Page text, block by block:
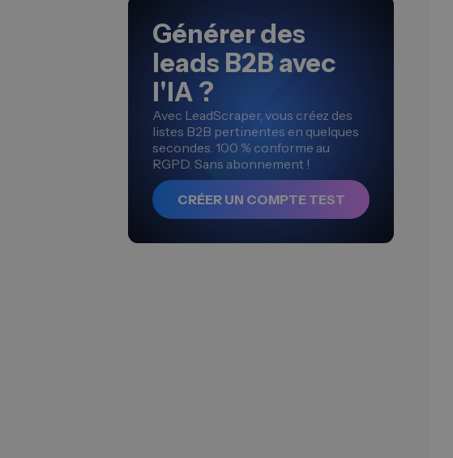
Générer des
leads B2B avec
l'IA ?
Avec LeadScraper, vous créez des
listes B2B pertinentes en quelques
secondes. 100 % conforme au
RGPD. Sans abonnement !
CRÉER UN COMPTE TEST